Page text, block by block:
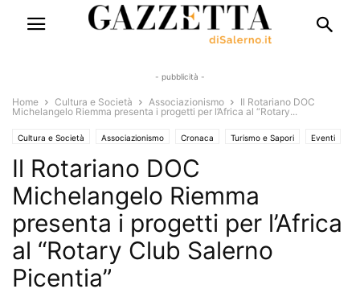
- pubblicità -
Home Cultura e Società Associazionismo
Il Rotariano DOC
Michelangelo Riemma presenta i progetti per l’Africa al “Rotary...
Cultura e Società Associazionismo Cronaca Turismo e Sapori Eventi
Eventi e Manifestazioni Solo Annunci
Il Rotariano DOC
Michelangelo Riemma
presenta i progetti per l’Africa
al “Rotary Club Salerno
Picentia”